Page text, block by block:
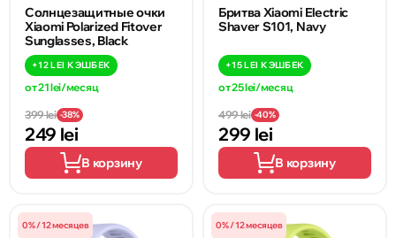
Солнцезащитные очки
Xiaomi Polarized Fitover
Sunglasses, Black
+12 LEI КЭШБЕК
от 21 lei/месяц
249 lei
399 lei -38%
В корзину
Бритва Xiaomi Electric
Shaver S101, Navy
+15 LEI КЭШБЕК
от 25 lei/месяц
299 lei
499 lei -40%
В корзину
0% / 12 месяцев 0% / 12 месяцев